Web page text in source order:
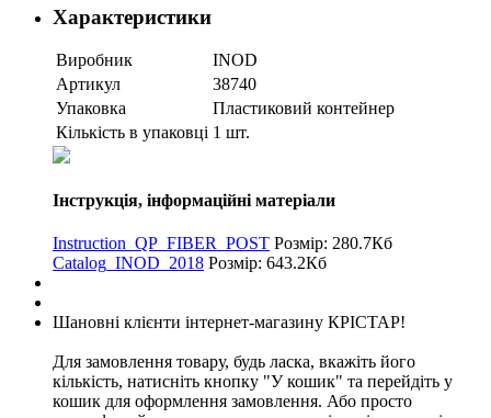
Характеристики
Виробник
INOD
Артикул
38740
Упаковка
Пластиковий контейнер
Кількість в упаковці 1 шт.
Інструкція, інформаційні матеріали
Instruction_QP_FIBER_POST Розмір: 280.7Кб
Catalog_INOD_2018 Розмір: 643.2Кб
Шановні клієнти інтернет-магазину КРІСТАР!
Для замовлення товару, будь ласка, вкажіть його
кількість, натисніть кнопку "У кошик" та перейдіть у
кошик для оформлення замовлення. Або просто